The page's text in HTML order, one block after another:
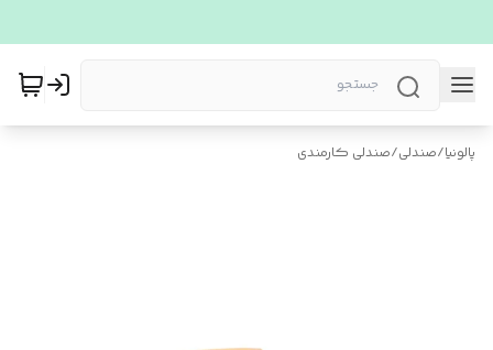
پالونیا/صندلی/صندلی کارمندی